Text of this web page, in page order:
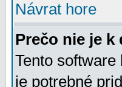
Návrat hore
Prečo nie je
Tento
je potrebné